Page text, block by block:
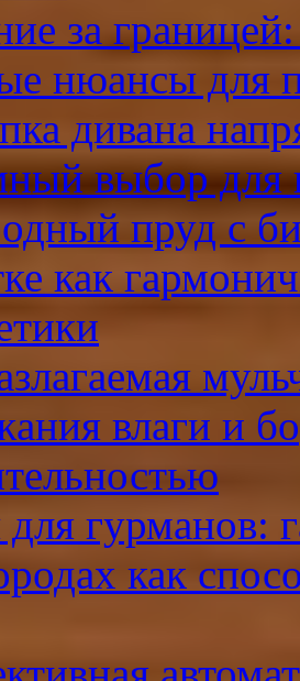
за
нюансы для
дивана
выбор для
пруд с
как
влаги и
гурманов:
как